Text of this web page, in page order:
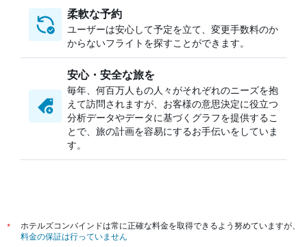
柔軟な予約
ユーザーは安心して予定を立て、変更手数料のか
からないフライトを探すことができます。
安心・安全な旅を
毎年、何百万人もの人々がそれぞれのニーズを抱
えて訪問されますが、お客様の意思決定に役立つ
分析データやデータに基づくグラフを提供するこ
とで、旅の計画を容易にするお手伝いをしていま
す。
*
ホテルズコンバインドは常に正確な料金を取得できるよう努めていますが、
料金の保証は行っていません